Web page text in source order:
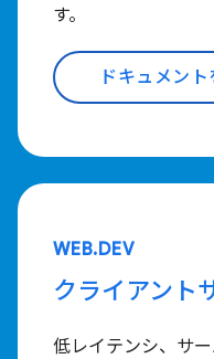
す。
ドキュメント
WEB.DEV
クライアント
低レイテンシ、サ